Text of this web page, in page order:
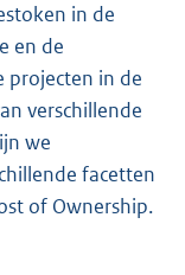
in de
en de
projecten in de
verschillende
we
facetten
of Ownership.